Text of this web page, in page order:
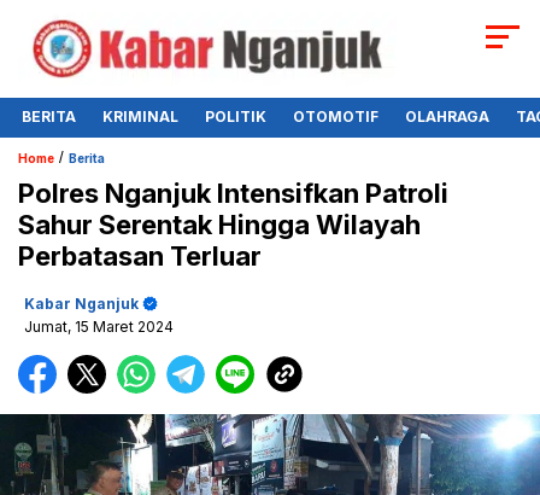
BERITA KRIMINAL POLITIK OTOMOTIF OLAHRAGA
Home / Berita
Polres Nganjuk Intensifkan Patroli
Sahur Serentak Hingga Wilayah
Perbatasan Terluar
Kabar Nganjuk
Jumat, 15 Maret 2024